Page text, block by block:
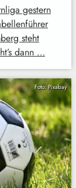
gestern
steht
dann …
Foto: Pixabay